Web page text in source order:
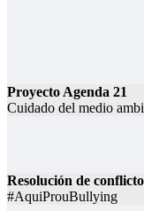
Proyecto Agenda 21
Cuidado del medio
Resolución de
#AquiProuBullying